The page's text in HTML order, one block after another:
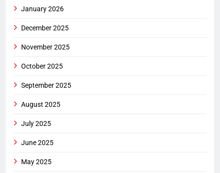
January 2026
December 2025
November 2025
October 2025
September 2025
August 2025
July 2025
June 2025
May 2025